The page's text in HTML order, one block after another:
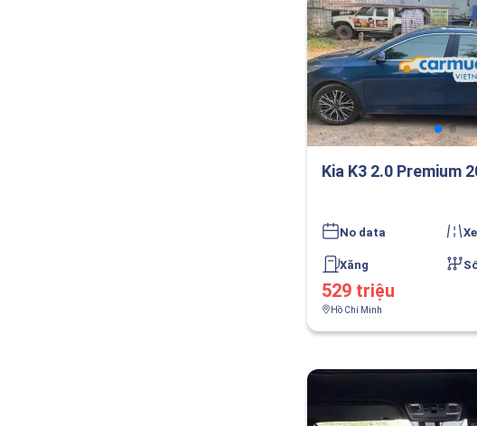
Kia K3 2.0 Premium
No data
Xăng
529 triệu
Hồ Chí Minh